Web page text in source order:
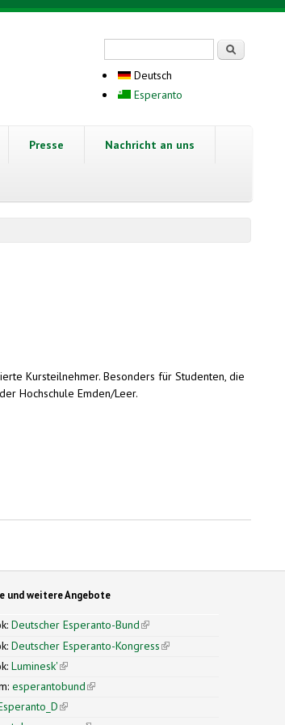
Deutsch
Esperanto
Presse Nachricht an uns
Kursteilnehmer. Besonders für Studenten, die
Hochschule Emden/Leer.
und weitere Angebote
Deutscher Esperanto-Bund(link is external)
Deutscher Esperanto-Kongress(link is external)
Luminesk'(link is external)
esperantobund(link is external)
(link is external)